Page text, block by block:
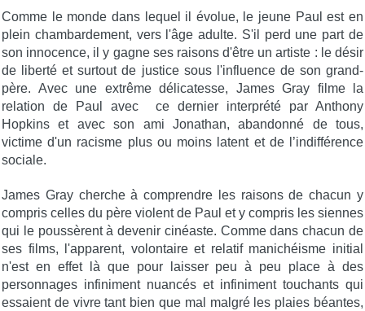
Comme le monde dans lequel il évolue, le jeune Paul est en
plein chambardement, vers l'âge adulte. S'il perd une part de
son innocence, il y gagne ses raisons d'être un artiste : le désir
de liberté et surtout de justice sous l'influence de son grand-
père. Avec une extrême délicatesse, James Gray filme la
relation de Paul avec ce dernier interprété par Anthony
Hopkins et avec son ami Jonathan, abandonné de tous,
victime d'un racisme plus ou moins latent et de l’indifférence
sociale.
James Gray cherche à comprendre les raisons de chacun y
compris celles du père violent de Paul et y compris les siennes
qui le poussèrent à devenir cinéaste. Comme dans chacun de
ses films, l'apparent, volontaire et relatif manichéisme initial
n'est en effet là que pour laisser peu à peu place à des
personnages infiniment nuancés et infiniment touchants qui
essaient de vivre tant bien que mal malgré les plaies béantes,